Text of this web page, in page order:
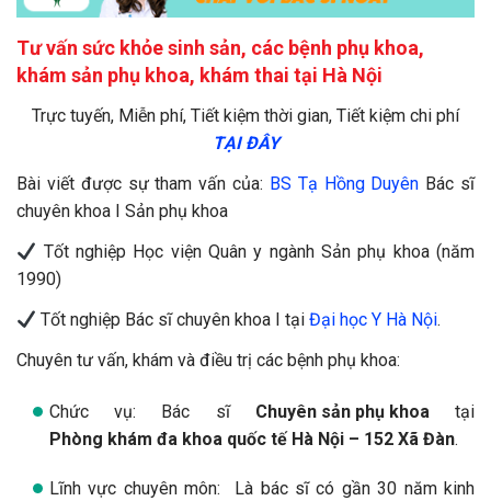
Tư vấn sức khỏe sinh sản, các bệnh phụ khoa,
khám sản phụ khoa, khám thai tại Hà Nội
Trực tuyến, Miễn phí, Tiết kiệm thời gian, Tiết kiệm chi phí
TẠI ĐÂY
Bài viết được sự tham vấn của: BS Tạ Hồng Duyên Bác sĩ
chuyên khoa I Sản phụ khoa
Tốt nghiệp Học viện Quân y ngành Sản phụ khoa (năm
1990)
Tốt nghiệp Bác sĩ chuyên khoa I tạiĐại học Y Hà Nội.
Chuyên tư vấn, khám và điều trị các bệnh phụ khoa:
Chức vụ: Bác sĩ Chuyên sản phụ khoatại
Phòng khám đa khoa quốc tế Hà Nội – 152 Xã Đàn.
Lĩnh vực chuyên môn: Là bác sĩ có gần 30 năm kinh